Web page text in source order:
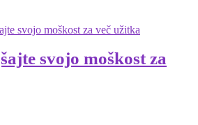
svojo moškost za